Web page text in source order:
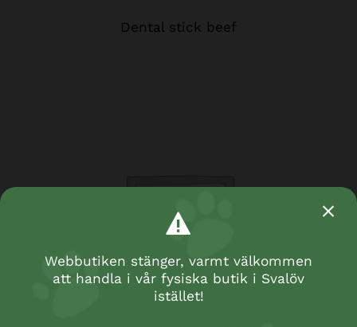
Dental stick beef
Webbutiken stänger, varmt välkommen
att handla i vår fysiska butik i Svalöv
istället!